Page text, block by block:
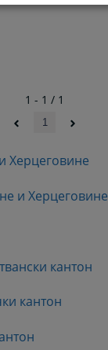
Херцеговине
и Херцеговине
кантон
кантон
1 - 1 / 1
1